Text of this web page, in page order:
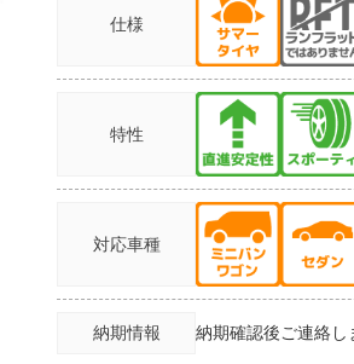
仕様
特性
対応車種
納期情報 納期確認後ご連絡し